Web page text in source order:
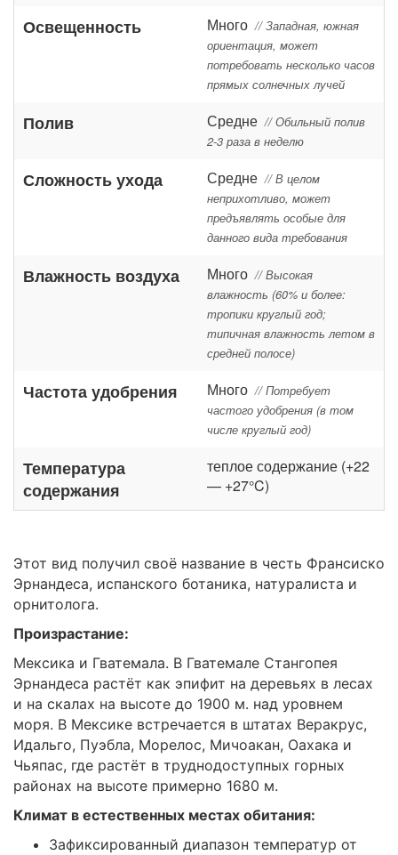
Освещенность Много // Западная, южная
ориентация, может
потребовать несколько часов
прямых солнечных лучей
Полив Средне // Обильный полив
2-3 раза в неделю
Сложность ухода Средне // В целом
неприхотливо, может
предъявлять особые для
данного вида требования
Влажность воздуха Много // Высокая
влажность (60% и более:
тропики круглый год;
типичная влажность летом в
средней полосе)
Частота удобрения Много // Потребует
частого удобрения (в том
числе круглый год)
Температура
содержания
теплое содержание (+22
— +27°C)
Этот вид получил своё название в честь Франсиско
Эрнандеса, испанского ботаника, натуралиста и
орнитолога.
Произрастание:
Мексика и Гватемала. В Гватемале Стангопея
Эрнандеса растёт как эпифит на деревьях в лесах
и на скалах на высоте до 1900 м. над уровнем
моря. В Мексике встречается в штатах Веракрус,
Идальго, Пуэбла, Морелос, Мичоакан, Оахака и
Чьяпас, где растёт в труднодоступных горных
районах на высоте примерно 1680 м.
Климат в естественных местах обитания:
Зафиксированный диапазон температур от